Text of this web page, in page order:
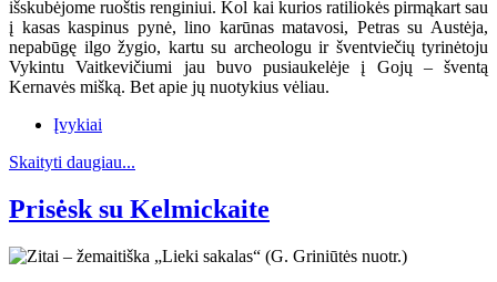
išskubėjome ruoštis renginiui. Kol kai kurios ratiliokės pirmąkart sau
į kasas kaspinus pynė, lino karūnas matavosi, Petras su Austėja,
nepabūgę ilgo žygio, kartu su archeologu ir šventviečių tyrinėtoju
Vykintu Vaitkevičiumi jau buvo pusiaukelėje į Gojų – šventą
Kernavės mišką. Bet apie jų nuotykius vėliau.
Įvykiai
Skaityti daugiau...
Prisėsk su Kelmickaite